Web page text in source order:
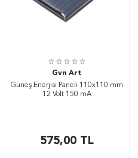
Gvn Art
Güneş Enerjisi Paneli 110x110 mm
12 Volt 150 mA
575,00 TL